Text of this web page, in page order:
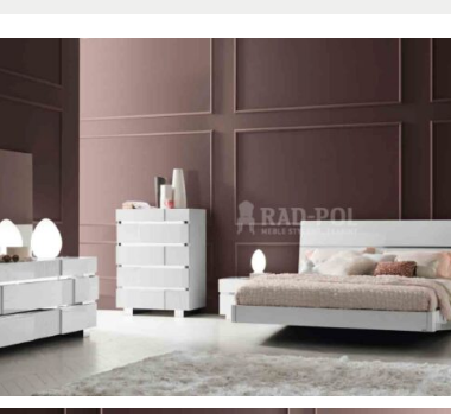
O co pytacie?
Renowacje
Tkaniny
Katalog